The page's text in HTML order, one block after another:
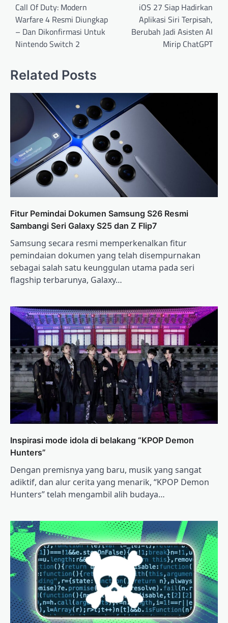
navigation
Call Of Duty: Modern
Warfare 4 Resmi Diungkap
– Dan Dikonfirmasi Untuk
Nintendo Switch 2
iOS 27 Siap Hadirkan
Aplikasi Siri Terpisah,
Berubah Jadi Asisten AI
Mirip ChatGPT
Related Posts
Fitur Pemindai Dokumen Samsung S26 Resmi
Sambangi Seri Galaxy S25 dan Z Flip7
Samsung secara resmi memperkenalkan fitur
pemindaian dokumen yang telah disempurnakan
sebagai salah satu keunggulan utama pada seri
flagship terbarunya, Galaxy…
Inspirasi mode idola di belakang “KPOP Demon
Hunters”
Dengan premisnya yang baru, musik yang sangat
adiktif, dan alur cerita yang menarik, “KPOP Demon
Hunters” telah mengambil alih budaya…